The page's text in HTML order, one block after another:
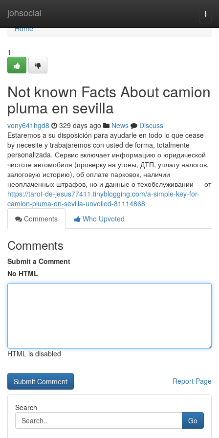
johsocial
Home
Home
1
Not known Facts About camion
pluma en sevilla
vony641hgd8 329 days ago News
Discuss
Estaremos a su disposición para ayudarle en todo lo que cease
by necesite y trabajaremos con usted de forma, totalmente
personalizada. Сервис включает информацию о юридической
чистоте автомобиля (проверку на угоны, ДТП, уплату налогов,
залоговую историю), об оплате парковок, наличии
неоплаченных штрафов, но и данные о техобслуживании — от
https://tarot-de-jesus77411.tinyblogging.com/a-simple-key-for-
camion-pluma-en-sevilla-unveiled-81114868
Comments
Who Upvoted
Comments
Submit a Comment
No HTML
HTML is disabled
Report Page
Search
Go